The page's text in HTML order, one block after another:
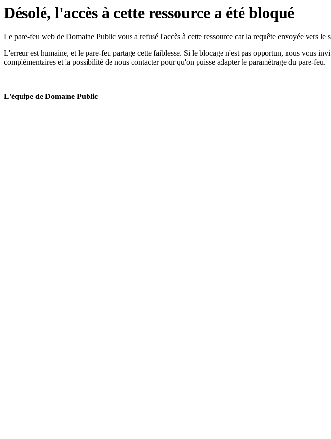
Désolé, l'accès à cette ressource a été bloqué
Le pare-feu web de Domaine Public vous a refusé l'accès à cette ressource car la requête envoyée vers le
L'erreur est humaine, et le pare-feu partage cette faiblesse. Si le blocage n'est pas opportun, nous vous
complémentaires et la possibilité de nous contacter pour qu'on puisse adapter le paramétrage du pare-feu.
L'équipe de Domaine Public